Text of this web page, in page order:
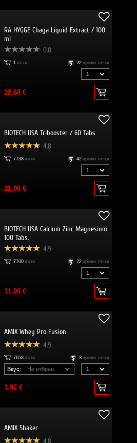
RA HYGGE Chaga Liquid Extract / 100
ml
0.0
1 пъти 22 промо точки
22.68 €
BIOTECH USA Tribooster / 60 Tabs
4.8
7738 пъти 42 промо точки
21.00 €
BIOTECH USA Calcium Zinc Magnesium
100 Tabs.
4.9
7700 пъти 22 промо точки
11.00 €
AMIX Whey Pro Fusion
4.9
7658 пъти 3 промо точки
Вкус:
1.92 €
AMIX Shaker
4.8